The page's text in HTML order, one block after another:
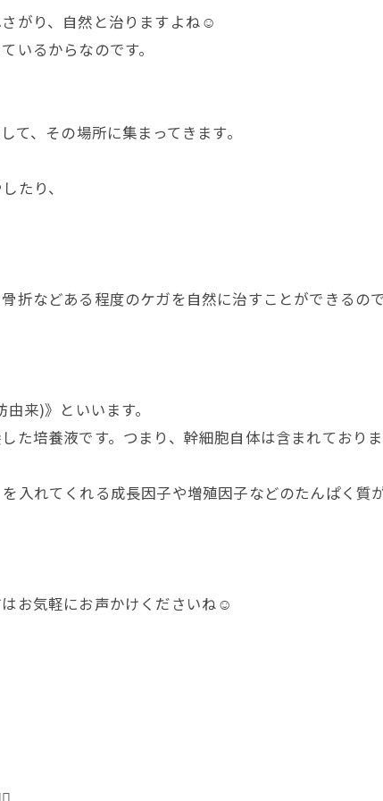
がり、自然と治りますよね☺️
いるからなのです。
て、その場所に集まってきます。
たり、
折などある程度のケガを自然に治すことができるの
来)》といいます。
た培養液です。つまり、幹細胞自体は含まれており
入れてくれる成長因子や増殖因子などのたんぱく
お気軽にお声かけくださいね☺️